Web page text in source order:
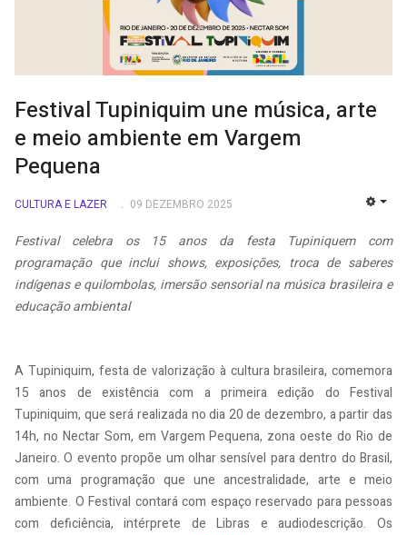
Festival Tupiniquim une música, arte
e meio ambiente em Vargem
Pequena
CULTURA E LAZER 09 DEZEMBRO 2025
Festival celebra os 15 anos da festa Tupiniquem com
programação que inclui shows, exposições, troca de saberes
indígenas e quilombolas, imersão sensorial na música brasileira e
educação ambiental
A Tupiniquim, festa de valorização à cultura brasileira, comemora
15 anos de existência com a primeira edição do Festival
Tupiniquim, que será realizada no dia 20 de dezembro, a partir das
14h, no Nectar Som, em Vargem Pequena, zona oeste do Rio de
Janeiro. O evento propõe um olhar sensível para dentro do Brasil,
com uma programação que une ancestralidade, arte e meio
ambiente. O Festival contará com espaço reservado para pessoas
com deficiência, intérprete de Libras e audiodescrição. Os